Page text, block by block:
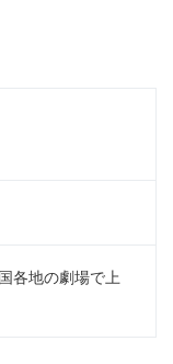
各地の劇場で上